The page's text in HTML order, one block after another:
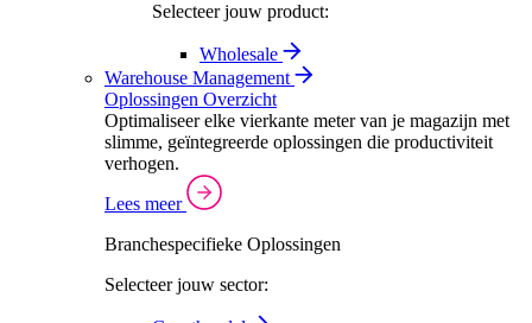
Selecteer jouw product:
Wholesale
Warehouse Management
Oplossingen Overzicht
Optimaliseer elke vierkante meter van je magazijn met
slimme, geïntegreerde oplossingen die productiviteit
verhogen.
Lees meer
Branchespecifieke Oplossingen
Selecteer jouw sector: